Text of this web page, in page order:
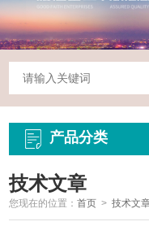
产品分类
技术文章
您现在的位置：首页 >技术文